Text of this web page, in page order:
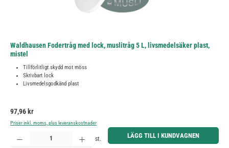
Waldhausen Fodertråg med lock, muslitråg 5 L, livsmedelsäker plast,
mistel
Tillförlitligt skydd mot möss
Skrivbart lock
Livsmedelsgodkänd plast
Ordinarie pris:
97,96 kr
Priser inkl. moms, plus leveranskostnader
Produktkvantitet: Ange önskat belopp eller använd knapparna för att öka eller minska kvantiteten.
st. LÄGG TILL I KUNDVAGNEN